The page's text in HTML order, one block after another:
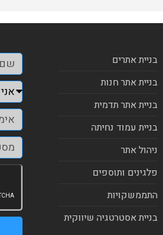
בניית אתרים
בניית אתר חנות
בניית אתר תדמית
בניית עמוד נחיתה
ניהול אתר
פלגינים ותוספים
התממשקויות
בניית אסטרטגיה שיווקית